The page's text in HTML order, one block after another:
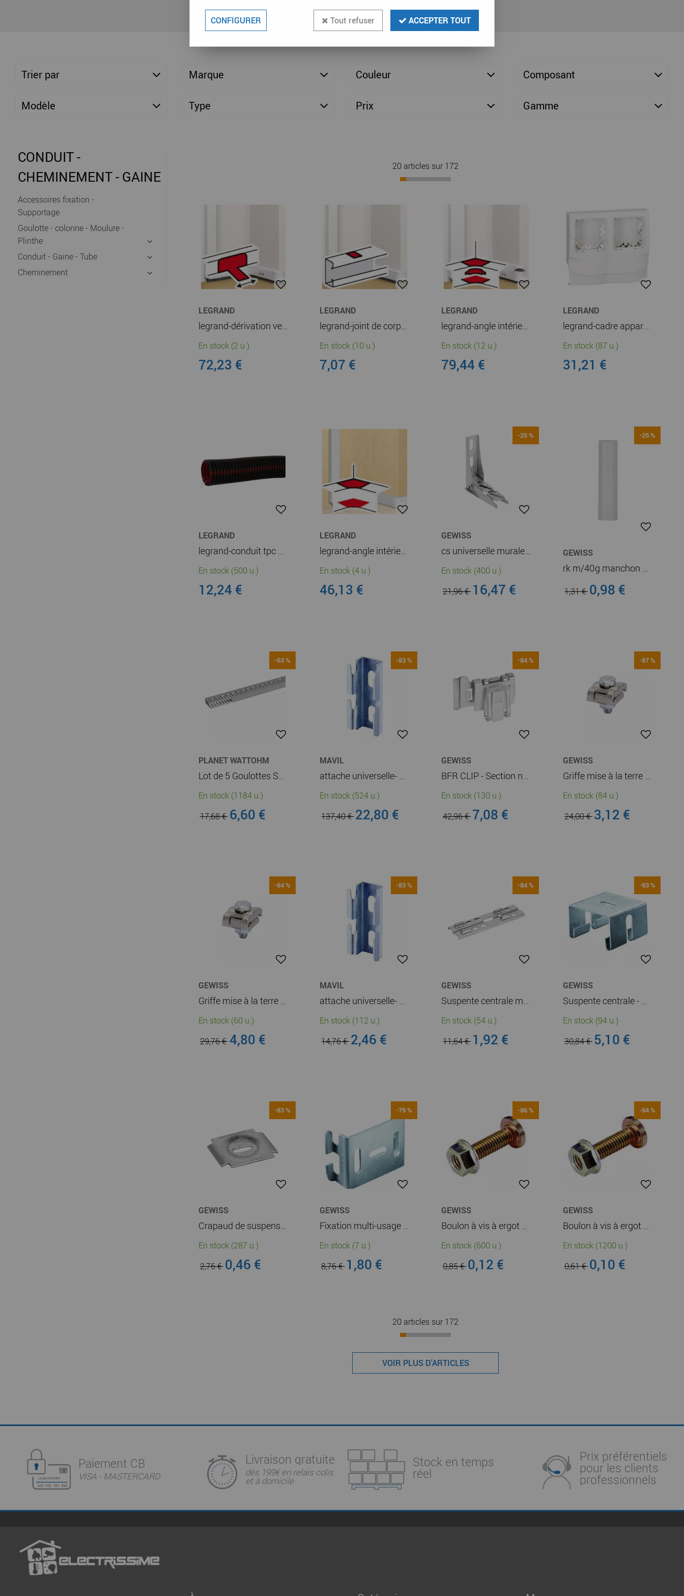
Trier par Marque Couleur Composant
Modèle Type Prix Gamme
CONDUIT -
CHEMINEMENT - GAINE
Accessoires fixation -
Supportage
Goulotte - colonne - Moulure -
Plinthe
Conduit - Gaine - Tube
Cheminement
20 articles sur 172
LEGRAND
legrand-dérivation vers passage de plancher pour goulottes mosaic (075688)
En stock (2 u.)
72,23 €
LEGRAND
legrand-joint de corps adhésif pour goulottes mosaic 50x80/130/145/180 - blanc (075666)
En stock (10 u.)
7,07 €
LEGRAND
legrand-angle intérieur pour goulotte à clippage direct mosaic 50x130mm - blanc (075623)
En stock (12 u.)
79,44 €
LEGRAND
legrand-cadre appareillage saillie 2 postes pose long moulure dlplus ép. 12,5mm -blanc (031414l)
En stock (87 u.)
31,21 €
LEGRAND
legrand-conduit tpc ø75mm petite longueur - tire-fils courants forts -noir bandes rouges (01575)
En stock (500 u.)
12,24 €
LEGRAND
legrand-angle intérieur pour goulottes dlp monobloc 50x80mm ou 50x105mm - blanc (010602)
En stock (4 u.)
46,13 €
-25 %
GEWISS
cs universelle murale lg100 hp (mv60780)
En stock (400 u.)
21,96 € 16,47 €
-25 %
GEWISS
rk m/40g manchon de raccordement (dx40040)
1,31 €0,98 €
-63 %
PLANET WATTOHM
Lot de 5 Goulottes Segma 25mmx60mm - Pas de 6mm à 6,5mm - 1 couvercle - Longueur 2m - PVC (21159)
En stock (1184 u.)
17,68 € 6,60 €
-83 %
MAVIL
attache universelle- bfr - largeur 3000mm - finition z275 (mv51129)
En stock (524 u.)
137,40 €22,80 €
-84 %
GEWISS
BFR CLIP - Section nominal 16-35mm² (MV51950)
En stock (130 u.)
42,96 €7,08 €
-87 %
GEWISS
Griffe mise à la terre - 4-8mm - Laiton (MV51949)
En stock (84 u.)
24,00 €3,12 €
-84 %
GEWISS
Griffe mise à la terre - 10-50mm - Laiton (MV51948)
En stock (60 u.)
29,76 €4,80 €
-83 %
MAVIL
attache universelle- bfr - largeur 200mm - finition z 275 (mv51132)
En stock (112 u.)
14,76 €2,46 €
-84 %
GEWISS
Suspente centrale multi-fonctions - BFR - Finition Z275 (MV51150)
En stock (54 u.)
11,64 € 1,92 €
-83 %
GEWISS
Suspente centrale - BFR Largeur 50 - Finition Z275 (MV51107)
En stock (94 u.)
30,84 €5,10 €
-83 %
GEWISS
Crapaud de suspension - BFR - Finition Z275 (MV51102)
En stock (287 u.)
2,76 € 0,46 €
-79 %
GEWISS
Fixation multi-usage - BFR 60/100 - Finition Z275 (MV51103)
En stock (7 u.)
8,76 € 1,80 €
-86 %
GEWISS
Boulon à vis à ergot M6 X 20 - Écrou à embase- Finition EZ (MV66403)
En stock (600 u.)
0,85 €0,12 €
-84 %
GEWISS
Boulon à vis à ergot M6 X 10 - Écrou à embase- Finition EZ (MV66100)
En stock (1200 u.)
0,61 €0,10 €
20 articles sur 172
VOIR PLUS D'ARTICLES
Paiement CB
VISA - MASTERCARD
Livraison gratuite
dès 199€ en relais colis
et à domicile
Stock en temps
réel
Prix préférentiels
pour les clients
professionnels
CONFIGURER Tout refuser ACCEPTER TOUT